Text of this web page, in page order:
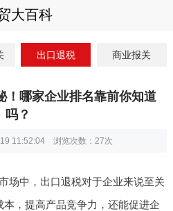
大百科
出口退税 商业报关
！哪家企业排名靠前你知道
吗？
11:52:04 浏览次数： 27次
场中，出口退税对于企业来说至关
，提高产品竞争力，还能促进企